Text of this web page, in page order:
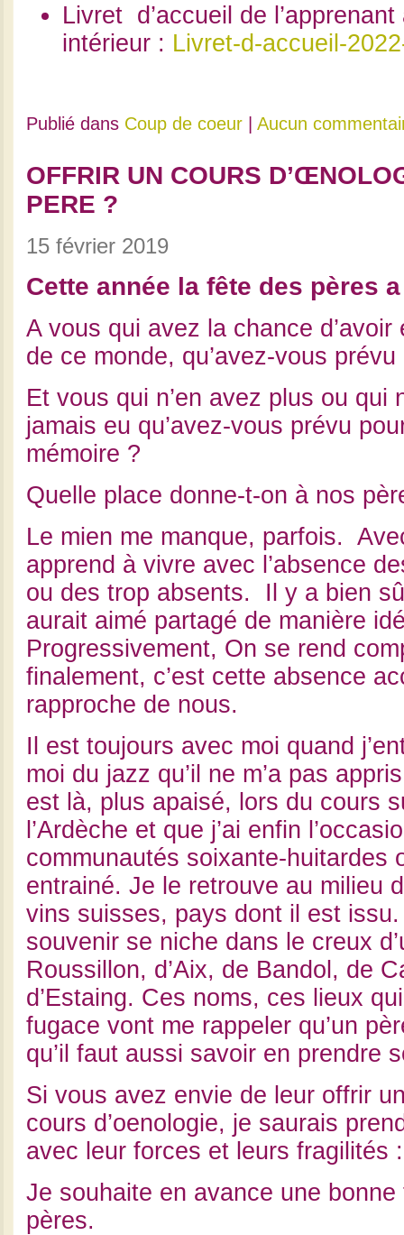
Livret d’accueil de
intérieur : Livret-d-accueil-
Publié dans Coup de coeur| Aucun
OFFRIR UN COURS
PERE ?
15 février 2019
Cette année la fête des pères
A vous qui avez la chance d’avoir
de ce monde, qu’avez-vous
Et vous qui n’en avez plus ou qui
jamais eu qu’avez-vous prévu
mémoire ?
Quelle place donne-t-on à nos
Le mien me manque, parfois.
apprend à vivre avec l’absence
ou des trop absents. Il y a bien
aurait aimé partagé de manière
Progressivement, On se rend
finalement, c’est cette absence
rapproche de nous.
Il est toujours avec moi quand
moi du jazz qu’il ne m’a pas
est là, plus apaisé, lors du cours
l’Ardèche et que j’ai enfin
communautés soixante-huitardes
entrainé. Je le retrouve au milieu
vins suisses, pays dont il est
souvenir se niche dans le creux
Roussillon, d’Aix, de Bandol, de
d’Estaing. Ces noms, ces lieux
fugace vont me rappeler qu’un
qu’il faut aussi savoir en prendre
Si vous avez envie de leur offrir
cours d’oenologie, je saurais
avec leur forces et leurs fragilités :
Je souhaite en avance une bonne
pères.